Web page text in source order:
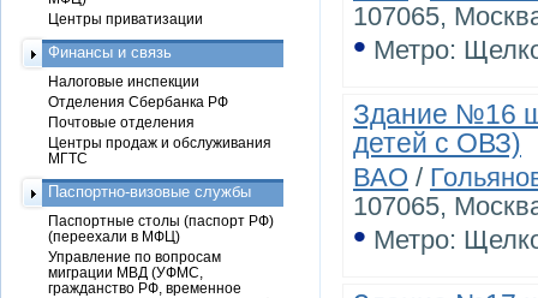
107065,
• Метро:
Здание №16
детей с ОВЗ)
ВАО /
107065,
• Метро:
Центры приватизации
Финансы и связь
Налоговые инспекции
Отделения Сбербанка РФ
Почтовые отделения
Центры продаж и обслуживания
МГТС
Паспортно-визовые службы
Паспортные столы (паспорт РФ)
(переехали в МФЦ)
Управление по вопросам
миграции МВД (УФМС,
гражданство РФ, временное